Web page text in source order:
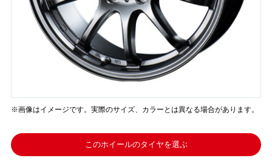
※画像はイメージです。実際のサイズ、カラーとは異なる場合があります。
このホイールのタイヤを選ぶ